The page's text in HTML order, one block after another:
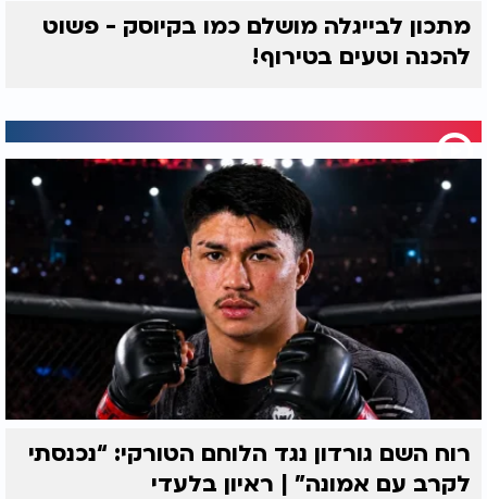
מתכון לבייגלה מושלם כמו בקיוסק - פשוט
להכנה וטעים בטירוף!
רוח השם גורדון נגד הלוחם הטורקי: “נכנסתי
לקרב עם אמונה” | ראיון בלעדי